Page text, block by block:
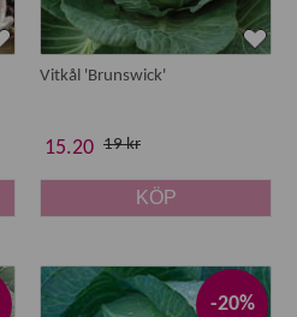
Vitkål 'Brunswick'
15.20 19 kr
KÖP
-20%